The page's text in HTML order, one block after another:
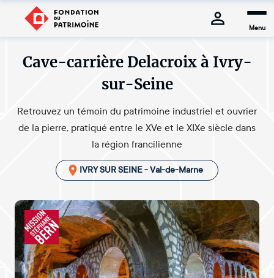
Menu
Cave-carrière Delacroix à Ivry-
sur-Seine
Retrouvez un témoin du patrimoine industriel et ouvrier
de la pierre, pratiqué entre le XVe et le XIXe siècle dans
la région francilienne
IVRY SUR SEINE - Val-de-Marne